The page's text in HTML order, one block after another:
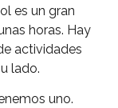
es un gran
horas. Hay
actividades
lado.
uno.